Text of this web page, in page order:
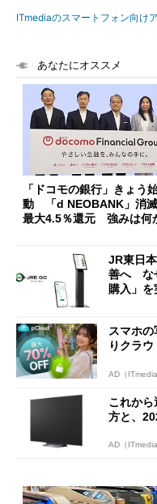
ITmediaのスマートフォン向け
あなたにオススメ
「ドコモの銀行」きょう
動 「d NEOBANK」消滅
最大4.5％還元 強みは何
JR東日
善へ な
購入」を
スマホ
りクラ
AD（
これか
方と、
AD（